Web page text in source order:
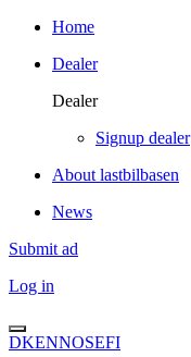
Home
Dealer
Dealer
Signup dealer
About lastbilbasen
News
Submit ad
Log in
DKENNOSEFI